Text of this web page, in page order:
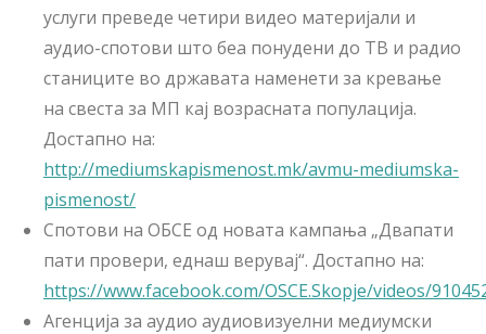
услуги преведе четири видео материјали и
аудио-спотови што беа понудени до ТВ и радио
станиците во државата наменети за кревање
на свеста за МП кај возрасната популација.
Достапно на:
http://mediumskapismenost.mk/avmu-mediumska-
pismenost/
Спотови на ОБСЕ од новата кампања „Двапати
пати провери, еднаш верувај“. Достапно на:
https://www.facebook.com/OSCE.Skopje/videos/
Агенција за аудио аудиовизуелни медиумски